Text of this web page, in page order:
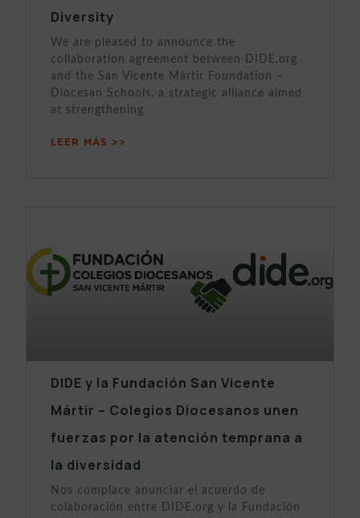
Diversity
We are pleased to announce the
collaboration agreement between DIDE.org
and the San Vicente Mártir Foundation –
Diocesan Schools, a strategic alliance aimed
at strengthening
LEER MÁS >>
DIDE y la Fundación San Vicente
Mártir – Colegios Diocesanos unen
fuerzas por la atención temprana a
la diversidad
Nos complace anunciar el acuerdo de
colaboración entre DIDE.org y la Fundación